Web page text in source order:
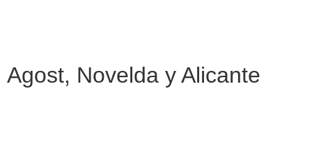
Agost, Novelda y Alicante